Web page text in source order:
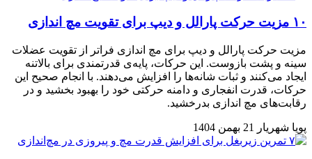
۱۰ مزیت حرکت پارالل و دیپ برای تقویت مچ اندازی
مزیت حرکت پارالل و دیپ برای مچ اندازی فراتر از تقویت عضلات
سینه و پشت بازوست. این حرکات، پایه‌ی قدرتمندی برای بالاتنه
ایجاد می‌کنند و ثبات شانه‌ها را افزایش می‌دهند. با انجام صحیح این
حرکات، قدرت انفجاری و دامنه حرکتی خود را بهبود بخشید و در
رقابت‌های مچ اندازی بدرخشید.
پویا شهریار 21 بهمن 1404